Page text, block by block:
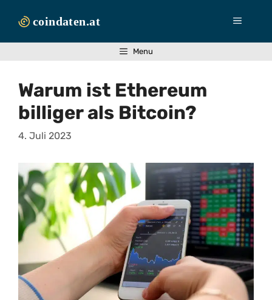
Inhalt
Menü
Menu
Warum ist Ethereum
billiger als Bitcoin?
4. Juli 2023